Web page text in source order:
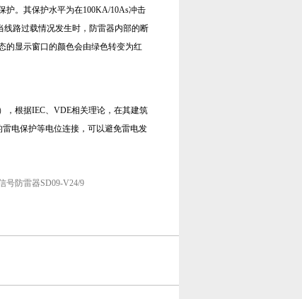
护。其保护水平为在100KA/10As冲击
路过载情况发生时，防雷器内部的断
的显示窗口的颜色会由绿色转变为红
，根据IEC、VDE相关理论，在其建筑
电保护等电位连接，可以避免雷电发
号防雷器SD09-V24/9